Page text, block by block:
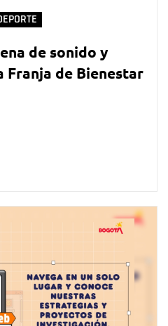
de sonido y
Franja de Bienestar